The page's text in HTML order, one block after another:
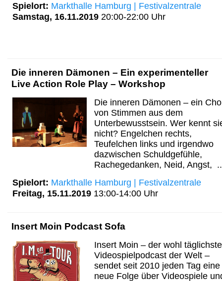
Spielort: Markthalle Hamburg | Festivalzentrale
Samstag, 16.11.2019 20:00-22:00 Uhr
Die inneren Dämonen – Ein experimenteller
Live Action Role Play – Workshop
Die inneren Dämonen – ein
von Stimmen aus dem
Unterbewusstsein. Wer kennt
nicht? Engelchen rechts,
Teufelchen links und irgendwo
dazwischen Schuldgefühle,
Rachegedanken, Neid, Angst,
Spielort: Markthalle Hamburg | Festivalzentrale
Freitag, 15.11.2019 13:00-14:00 Uhr
Insert Moin Podcast Sofa
Insert Moin – der wohl täglichste
Videospielpodcast der Welt –
sendet seit 2010 jeden Tag eine
neue Folge über Videospiele